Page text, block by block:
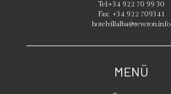
Tel:+34 922 70 99 30
Fax: +34 922 709341
hotelvillalba@reveron.info
MENÜ